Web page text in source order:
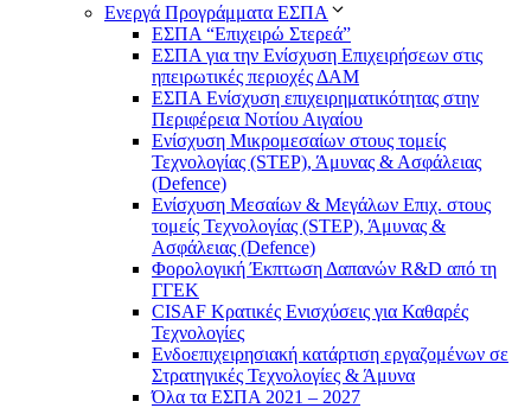
Ενεργά Προγράμματα ΕΣΠΑ
ΕΣΠΑ “Επιχειρώ Στερεά”
ΕΣΠΑ για την Ενίσχυση Επιχειρήσεων στις
ηπειρωτικές περιοχές ΔΑΜ
ΕΣΠΑ Ενίσχυση επιχειρηματικότητας στην
Περιφέρεια Νοτίου Αιγαίου
Ενίσχυση Μικρομεσαίων στους τομείς
Τεχνολογίας (STEP), Άμυνας & Ασφάλειας
(Defence)
Ενίσχυση Μεσαίων & Μεγάλων Επιχ. στους
τομείς Τεχνολογίας (STEP), Άμυνας &
Ασφάλειας (Defence)
Φορολογική Έκπτωση Δαπανών R&D από τη
ΓΓΕΚ
CISAF Κρατικές Ενισχύσεις για Καθαρές
Τεχνολογίες
Ενδοεπιχειρησιακή κατάρτιση εργαζομένων σε
Στρατηγικές Τεχνολογίες & Άμυνα
Όλα τα ΕΣΠΑ 2021 – 2027